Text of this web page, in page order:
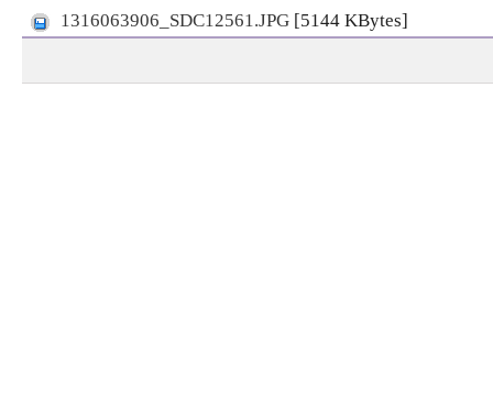
1316063906_SDC12561.JPG [5144 KBytes]